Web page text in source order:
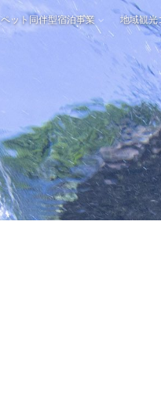
ペット同伴型宿泊事業 地域観光